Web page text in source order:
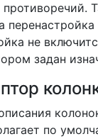
не
задан
по